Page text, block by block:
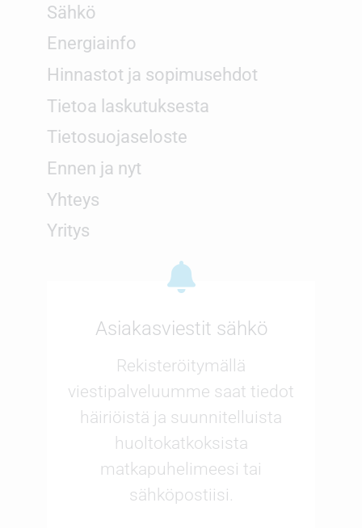
Sähkö
Energiainfo
Hinnastot ja sopimusehdot
Tietoa laskutuksesta
Tietosuojaseloste
Ennen ja nyt
Yhteys
Yritys
Asiakasviestit sähkö
Rekisteröitymällä
viestipalveluumme saat tiedot
häiriöistä ja suunnitelluista
huoltokatkoksista
matkapuhelimeesi tai
sähköpostiisi.